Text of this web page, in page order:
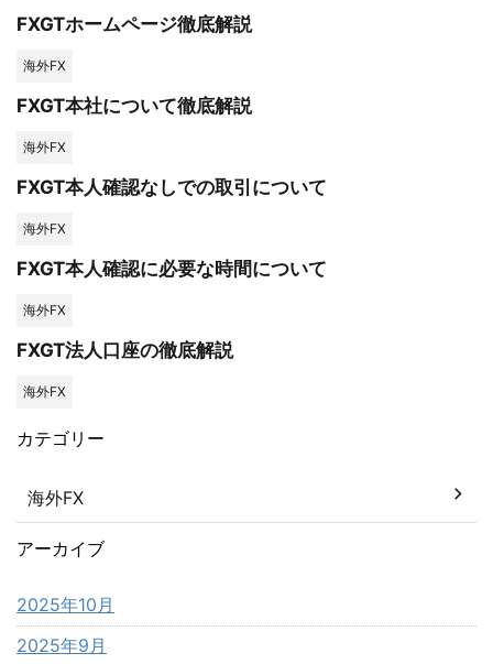
FXGTホームページ徹底解説
海外FX
FXGT本社について徹底解説
海外FX
FXGT本人確認なしでの取引について
海外FX
FXGT本人確認に必要な時間について
海外FX
FXGT法人口座の徹底解説
海外FX
カテゴリー
海外FX
アーカイブ
2025年10月
2025年9月